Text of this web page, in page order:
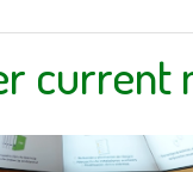
current